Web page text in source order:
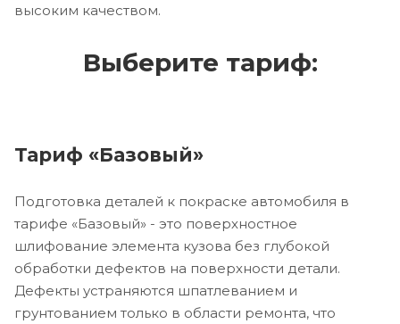
высоким качеством.
Выберите тариф:
Тариф «Базовый»
Подготовка деталей к покраске автомобиля в
тарифе «Базовый» - это поверхностное
шлифование элемента кузова без глубокой
обработки дефектов на поверхности детали.
Дефекты устраняются шпатлеванием и
грунтованием только в области ремонта, что